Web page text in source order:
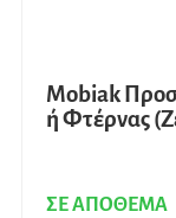
Mobiak
ή Φτέρνας
ΣΕ ΑΠΟΘΕΜΑ